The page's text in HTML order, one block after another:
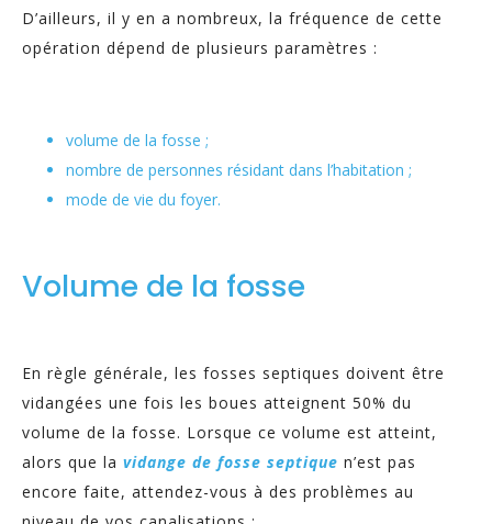
D’ailleurs, il y en a nombreux, la fréquence de cette
opération dépend de plusieurs paramètres :
volume de la fosse ;
nombre de personnes résidant dans l’habitation ;
mode de vie du foyer.
Volume de la fosse
En règle générale, les fosses septiques doivent être
vidangées une fois les boues atteignent 50% du
volume de la fosse. Lorsque ce volume est atteint,
alors que la vidange de fosse septique n’est pas
encore faite, attendez-vous à des problèmes au